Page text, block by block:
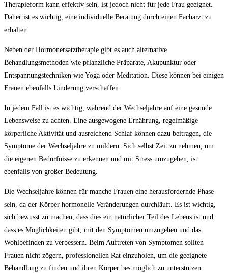
Therapieform kann effektiv sein, ist jedoch nicht für jede Frau geeignet.
Daher ist es wichtig, eine individuelle Beratung durch einen Facharzt zu
erhalten.
Neben der Hormonersatztherapie gibt es auch alternative
Behandlungsmethoden wie pflanzliche Präparate, Akupunktur oder
Entspannungstechniken wie Yoga oder Meditation. Diese können bei einigen
Frauen ebenfalls Linderung verschaffen.
In jedem Fall ist es wichtig, während der Wechseljahre auf eine gesunde
Lebensweise zu achten. Eine ausgewogene Ernährung, regelmäßige
körperliche Aktivität und ausreichend Schlaf können dazu beitragen, die
Symptome der Wechseljahre zu mildern. Sich selbst Zeit zu nehmen, um
die eigenen Bedürfnisse zu erkennen und mit Stress umzugehen, ist
ebenfalls von großer Bedeutung.
Die Wechseljahre können für manche Frauen eine herausfordernde Phase
sein, da der Körper hormonelle Veränderungen durchläuft. Es ist wichtig,
sich bewusst zu machen, dass dies ein natürlicher Teil des Lebens ist und
dass es Möglichkeiten gibt, mit den Symptomen umzugehen und das
Wohlbefinden zu verbessern. Beim Auftreten von Symptomen sollten
Frauen nicht zögern, professionellen Rat einzuholen, um die geeignete
Behandlung zu finden und ihren Körper bestmöglich zu unterstützen.